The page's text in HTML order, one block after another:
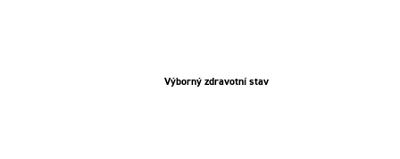
Výborný zdravotní stav